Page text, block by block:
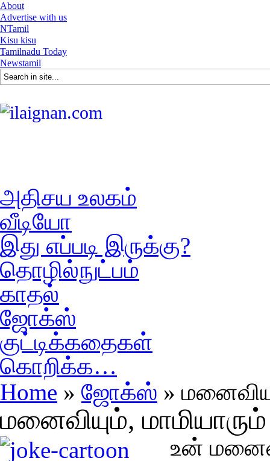
About
Advertise with us
NTamil
Kisu kisu
Tamilnadu Today
Newstamil
அதிசய உலகம்
வீடியோ
இது எப்படி இருக்கு?
தொழில்நுட்பம்
காதல்
ஜோக்ஸ்
குட்டிக்கதைகள்
கொறிக்க…
Home » ஜோக்ஸ் »
மனைவியும், மாமியாரும்
உன்